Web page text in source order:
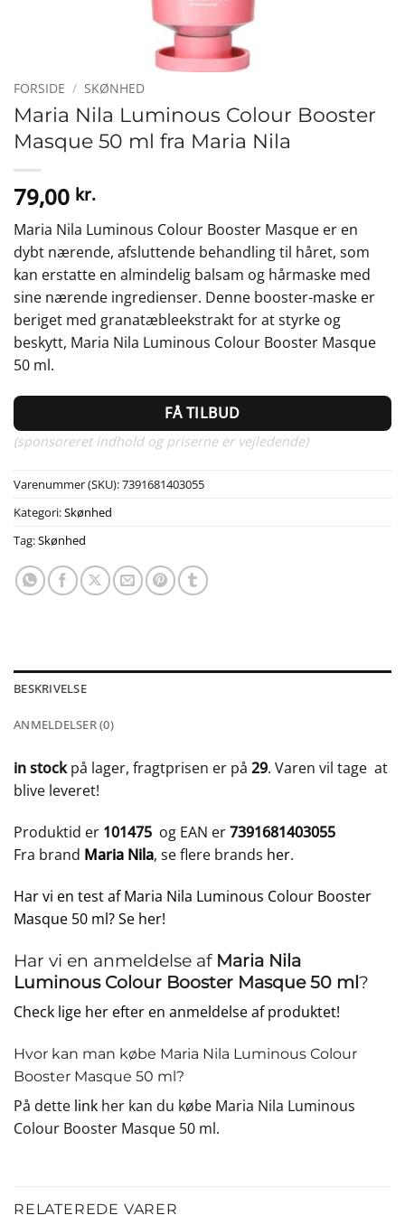
FORSIDE / SKØNHED
Maria Nila Luminous Colour Booster
Masque 50 ml fra Maria Nila
79,00 kr.
Maria Nila Luminous Colour Booster Masque er en
dybt nærende, afsluttende behandling til håret, som
kan erstatte en almindelig balsam og hårmaske med
sine nærende ingredienser. Denne booster-maske er
beriget med granatæbleekstrakt for at styrke og
beskytt, Maria Nila Luminous Colour Booster Masque
50 ml.
FÅ TILBUD
(sponsoreret indhold og priserne er vejledende)
Varenummer (SKU):7391681403055
Kategori:Skønhed
Tag:Skønhed
BESKRIVELSE
ANMELDELSER (0)
in stockpå lager, fragtprisen er på 29. Varen vil tage at
blive leveret!
Produktid er 101475 og EAN er7391681403055
Fra brand Maria Nila, se flere brands her.
Har vi en test af Maria Nila Luminous Colour Booster
Masque 50 ml? Se her!
Har vi en anmeldelse af Maria Nila
Luminous Colour Booster Masque 50 ml?
Check lige her efter en anmeldelse af produktet!
Hvor kan man købe Maria Nila Luminous Colour
Booster Masque 50 ml?
På dette link her kan du købe Maria Nila Luminous
Colour Booster Masque 50 ml.
RELATEREDE VARER